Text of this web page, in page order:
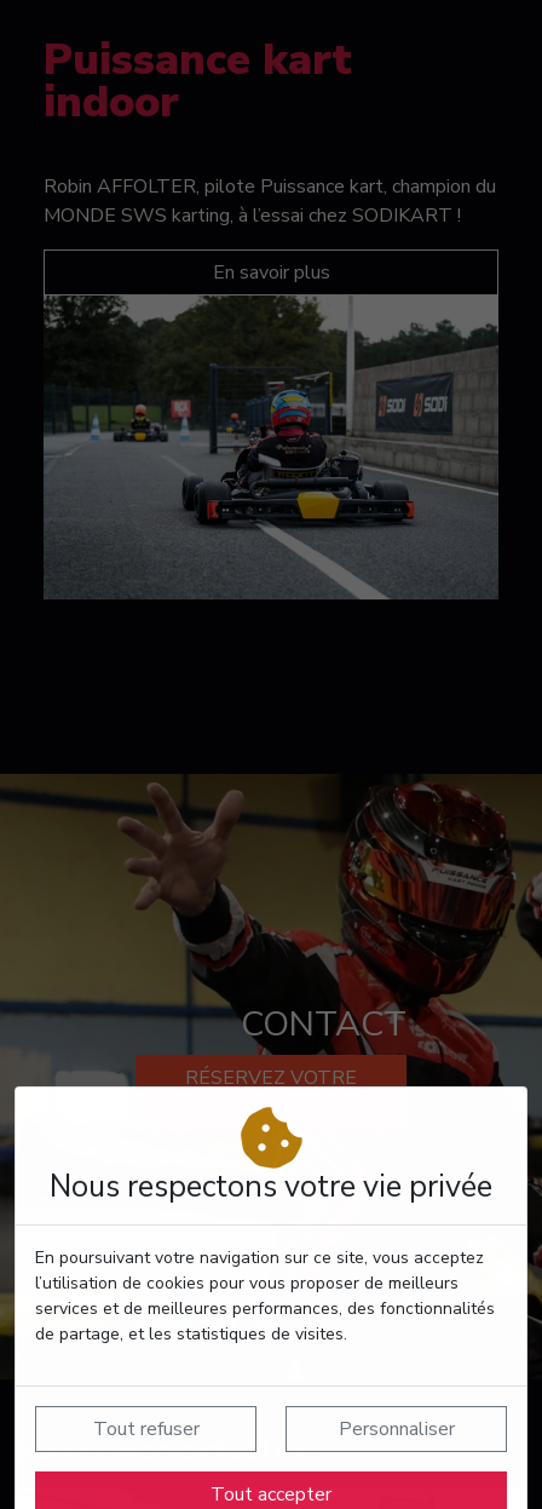
Nous respectons votre vie privée
En poursuivant votre navigation sur ce site, vous acceptez
l’utilisation de cookies pour vous proposer de meilleurs
services et de meilleures performances, des fonctionnalités
de partage, et les statistiques de visites.
Tout refuser Personnaliser
Tout accepter
Puissance kart
indoor
Robin AFFOLTER, pilote Puissance kart, champion du
MONDE SWS karting, à l’essai chez SODIKART !
En savoir plus
CONTACT
RÉSERVEZ VOTRE
PASSAGE
Suivez nos actualités